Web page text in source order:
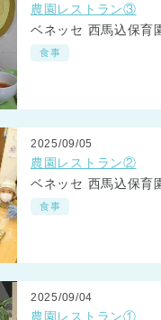
農園レストラン③
ベネッセ 西馬込保育
食事
2025/09/05
農園レストラン②
ベネッセ 西馬込保育
食事
2025/09/04
農園レストラン①